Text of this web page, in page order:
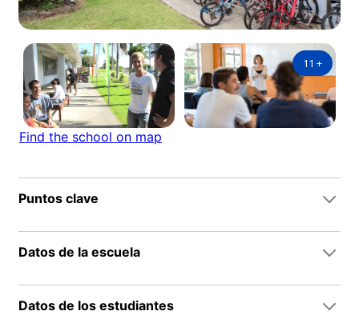
11 +
Find the school on map
Puntos clave
Datos de la escuela
Datos de los estudiantes